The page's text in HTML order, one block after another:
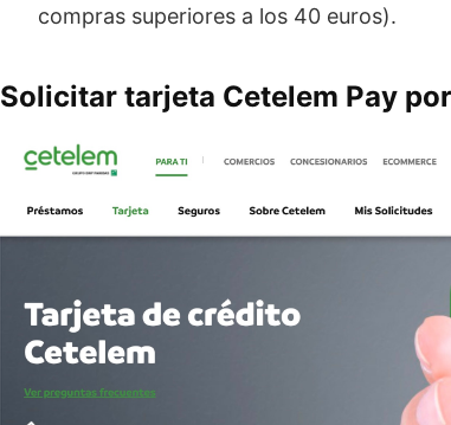
compras superiores a los 40 euros).
Solicitar tarjeta Cetelem Pay